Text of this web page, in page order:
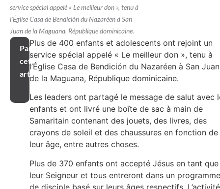
service spécial appelé « Le meilleur don », tenu à
l'Église Casa de Bendición du Nazaréen à San
Juan de la Maguana, République dominicaine.
Partager
cet
article
Plus de 400 enfants et adolescents ont rejoint un
service spécial appelé « Le meilleur don », tenu à
l’Église Casa de Bendición du Nazaréen à San Juan
de la Maguana, République dominicaine.
Les leaders ont partagé le message de salut avec
enfants et ont livré une boîte de sac à main de
Samaritain contenant des jouets, des livres, des
crayons de soleil et des chaussures en fonction de
leur âge, entre autres choses.
Plus de 370 enfants ont accepté Jésus en tant que
leur Seigneur et tous entreront dans un programme
de disciple basé sur leurs âges respectifs.